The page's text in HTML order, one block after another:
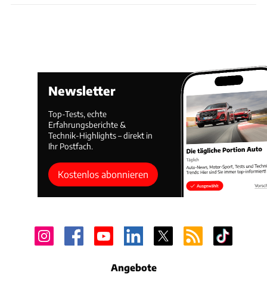
Newsletter
Top-Tests, echte
Erfahrungsberichte &
Technik-Highlights – direkt in
Ihr Postfach.
Kostenlos abonnieren
Angebote